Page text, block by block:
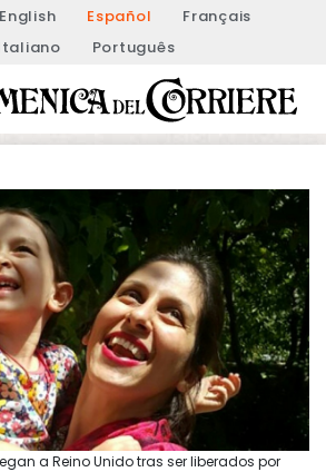
English Español
Français
Português
a Reino Unido tras ser liberados por